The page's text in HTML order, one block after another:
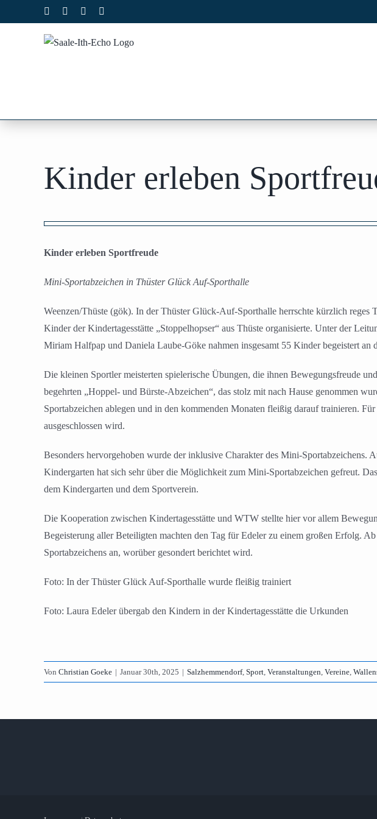
Inhalt
Facebook Instagram
Kinder erleben
grösseres
Kinder erleben Sportfreude
Mini-Sportabzeichen in Thüster Glück Auf-Sporthalle
Weenzen/Thüste (gök). In der Thüster Glück-Auf-Sporthalle herrschte kürzlich
Kinder der Kindertagesstätte „Stoppelhopser“ aus Thüste organisierte. Unter der
Miriam Halfpap und Daniela Laube-Göke nahmen insgesamt 55 Kinder begeistert an
Die kleinen Sportler meisterten spielerische Übungen, die ihnen Bewegungsfreude
begehrten „Hoppel- und Bürste-Abzeichen“, das stolz mit nach Hause genommen
Sportabzeichen ablegen und in den kommenden Monaten fleißig darauf trainieren.
ausgeschlossen wird.
Besonders hervorgehoben wurde der inklusive Charakter des Mini-
Kindergarten hat sich sehr über die Möglichkeit zum Mini-Sportabzeichen gefreut.
dem Kindergarten und dem Sportverein.
Die Kooperation zwischen Kindertagesstätte und WTW stellte hier vor allem
Begeisterung aller Beteiligten machten den Tag für Edeler zu einem großen Erfolg.
Sportabzeichens an, worüber gesondert berichtet wird.
Foto: In der Thüster Glück Auf-Sporthalle wurde fleißig trainiert
Foto: Laura Edeler übergab den Kindern in der Kindertagesstätte die Urkunden
Von Christian Goeke | Januar 30th, 2025 | Salzhemmendorf, Sport, Veranstaltungen, Vereine,